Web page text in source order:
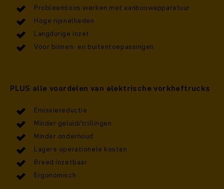
Probleemloos werken met aanbouwapparatuur
Hoge rijsnelheden
Langdurige inzet
Voor binnen- en buitentoepassingen
PLUS alle voordelen van elektrische vorkheftrucks
Emissiereductie
Minder geluid/trillingen
Minder onderhoud
Lagere operationele kosten
Breed inzetbaar
Ergonomisch